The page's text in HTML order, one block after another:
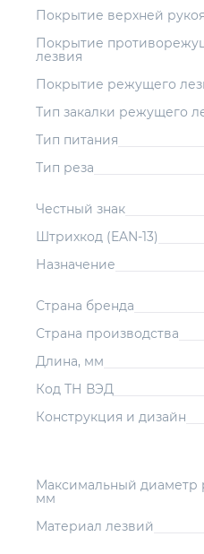
Покрытие верхней
Покрытие
лезвия
Покрытие режущего
Тип закалки режущего
Тип питания
Тип реза
Честный знак
Штрихкод (EAN-13)
Назначение
Страна бренда
Страна производства
Длина, мм
Код ТН ВЭД
Конструкция и дизайн
Максимальный диаметр
мм
Материал лезвий